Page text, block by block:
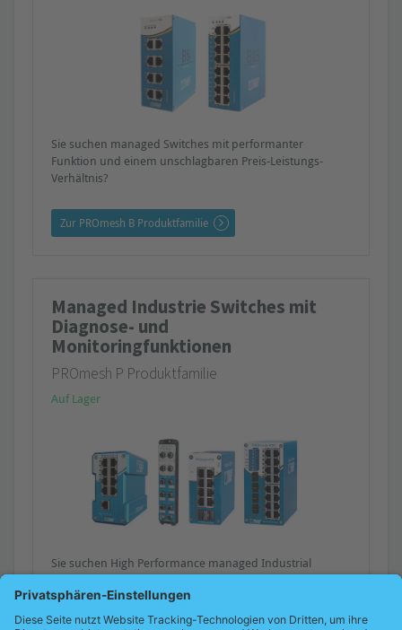
Sie suchen managed Switches mit performanter
Funktion und einem unschlagbaren Preis-Leistungs-
Verhältnis?
Zur PROmesh B Produktfamilie
Managed Industrie Switches mit
Diagnose- und
Monitoringfunktionen
PROmesh P Produktfamilie
Auf Lager
Sie suchen High Performance managed Industrial
Switches mit Leitungsdiagnose, Condition Monitoring
und Netzwerkmanagement?